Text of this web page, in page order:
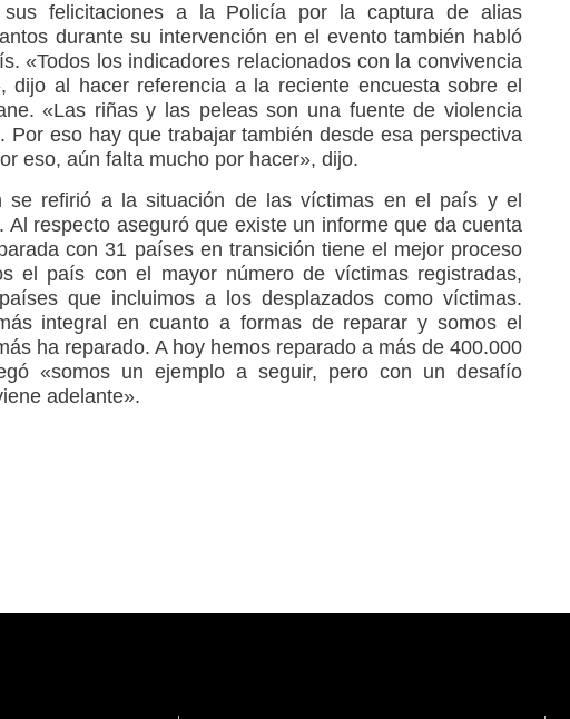
sus felicitaciones a la Policía por la captura de alias
durante su intervención en el evento también habló
«Todos los indicadores relacionados con la convivencia
dijo al hacer referencia a la reciente encuesta sobre el
«Las riñas y las peleas son una fuente de violencia
Por eso hay que trabajar también desde esa perspectiva
eso, aún falta mucho por hacer», dijo.
se refirió a la situación de las víctimas en el país y el
Al respecto aseguró que existe un informe que da cuenta
con 31 países en transición tiene el mejor proceso
el país con el mayor número de víctimas registradas,
que incluimos a los desplazados como víctimas.
integral en cuanto a formas de reparar y somos el
ha reparado. A hoy hemos reparado a más de 400.000
«somos un ejemplo a seguir, pero con un desafío
adelante».